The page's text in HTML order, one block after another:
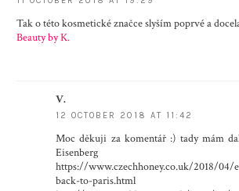
Tak o této kosmetické značce slyším poprvé a
Beauty by K.
V.
12 OCTOBER 2018 AT 11:42
Moc děkuji za komentář :) tady mám
Eisenberg
https://www.czechhoney.co.uk/2018/04/
back-to-